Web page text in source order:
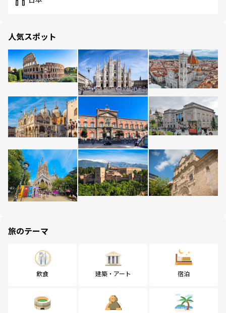
人気スポット
旅のテーマ
飲食 建築・アート 宿泊